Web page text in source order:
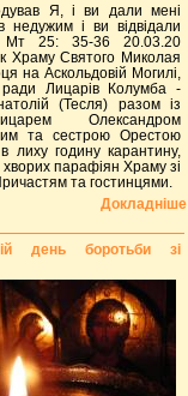
Я, і ви дали мені
недужим і ви відвідали
Мт 25: 35-36 20.03.20
Храму Святого Миколая
на Аскольдовій Могилі,
Лицарів Колумба -
(Тесля) разом із
Олександром
та сестрою Орестою
лиху годину карантину,
хворих парафіян Храму зі
та гостинцями.
Докладніше
день боротьби зі